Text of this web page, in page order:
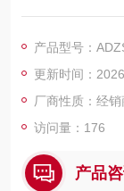
型 SPST‑NO（1
250VAC 切换、
SnO 触点耐用、
电桩与工业电力控
产品型号：
更新时间：
厂商性质：经销
访问量：176
产品